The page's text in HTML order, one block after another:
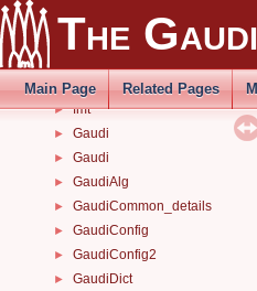
The
Main Page Related Pages
Containers
► details
► fmt
► Gaudi
► Gaudi
► GaudiAlg
► GaudiCommon_details
► GaudiConfig
► GaudiConfig2
► GaudiDict